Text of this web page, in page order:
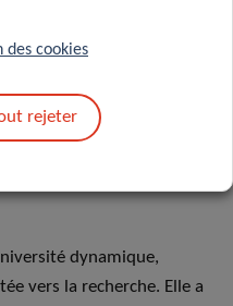
être inscrits à
dynamique,
vers la recherche. Elle a
des cookies
rejeter